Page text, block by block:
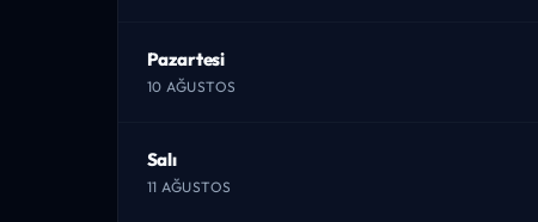
Pazartesi
10 AĞUSTOS
Salı
11 AĞUSTOS